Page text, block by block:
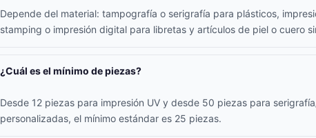
Depende del material: tampografía o serigrafía para plásticos,
stamping o impresión digital para libretas y artículos de piel o cuero
¿Cuál es el mínimo de piezas?
Desde 12 piezas para impresión UV y desde 50 piezas para
personalizadas, el mínimo estándar es 25 piezas.